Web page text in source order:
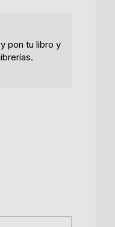
pon tu libro y